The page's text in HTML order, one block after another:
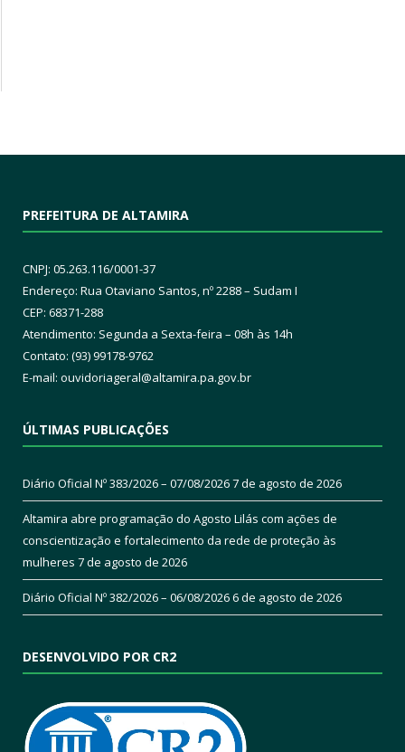
PREFEITURA DE ALTAMIRA
CNPJ: 05.263.116/0001-37
Endereço: Rua Otaviano Santos, nº 2288 – Sudam I
CEP: 68371-288
Atendimento: Segunda a Sexta-feira – 08h às 14h
Contato: (93) 99178-9762
E-mail: ouvidoriageral@altamira.pa.gov.br
ÚLTIMAS PUBLICAÇÕES
Diário Oficial Nº 383/2026 – 07/08/20267 de agosto de 2026
Altamira abre programação do Agosto Lilás com ações de
conscientização e fortalecimento da rede de proteção às
mulheres 7 de agosto de 2026
Diário Oficial Nº 382/2026 – 06/08/20266 de agosto de 2026
DESENVOLVIDO POR CR2